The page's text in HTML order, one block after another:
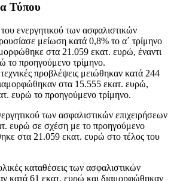
Τύπου
ενεργητικού των ασφαλιστικών
μείωση κατά 0,8% το α΄ τρίμηνο
στα 21.059 εκατ. ευρώ, έναντι
το προηγούμενο τρίμηνο.
προβλέψεις μειώθηκαν κατά 244
στα 15.555 εκατ. ευρώ,
ευρώ το προηγούμενο τρίμηνο.
των ασφαλιστικών επιχειρήσεων
ευρώ σε σχέση με το προηγούμενο
στα 21.059 εκατ. ευρώ στο τέλος του
καταθέσεις των ασφαλιστικών
κατά 61 εκατ. ευρώ και διαμορφώθηκαν